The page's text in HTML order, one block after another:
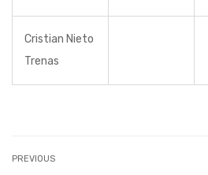
Cristian Nieto
Trenas
PREVIOUS